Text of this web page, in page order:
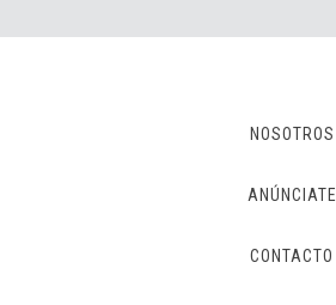
NOSOTROS
ANÚNCIATE
CONTACTO